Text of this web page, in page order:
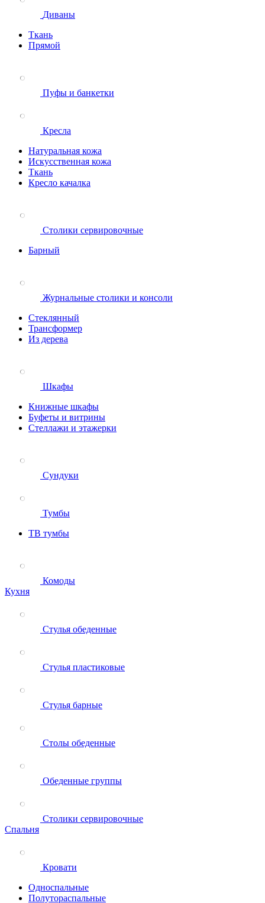
Диваны
Ткань
Прямой
Пуфы и банкетки
Кресла
Натуральная кожа
Искусственная кожа
Ткань
Кресло качалка
Столики сервировочные
Барный
Журнальные столики и консоли
Стеклянный
Трансформер
Из дерева
Шкафы
Книжные шкафы
Буфеты и витрины
Стеллажи и этажерки
Сундуки
Тумбы
ТВ тумбы
Комоды
Кухня
Стулья обеденные
Стулья пластиковые
Стулья барные
Столы обеденные
Обеденные группы
Столики сервировочные
Спальня
Кровати
Односпальные
Полутораспальные